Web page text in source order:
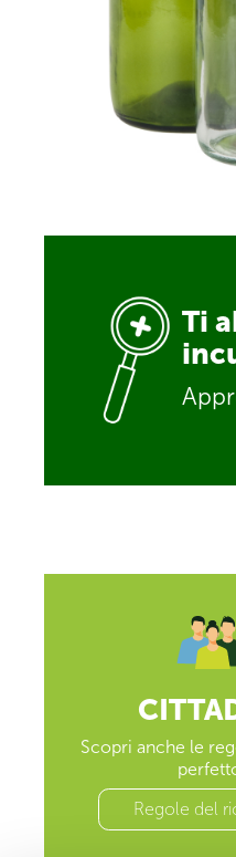
Ti
Scopri anche le
Regole del